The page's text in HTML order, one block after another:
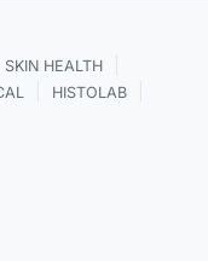
SKIN HEALTH
HISTOLAB